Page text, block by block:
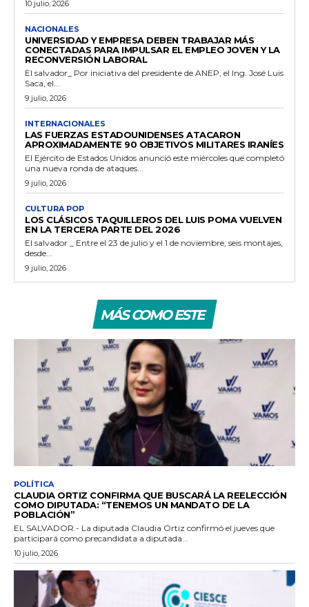
10 julio, 2026
NACIONALES
UNIVERSIDAD Y EMPRESA DEBEN TRABAJAR MÁS
CONECTADAS PARA IMPULSAR EL EMPLEO JOVEN Y LA
RECONVERSIÓN LABORAL
El salvador_ Por iniciativa del presidente de ANEP, el Ing. José Luis
Saca, el...
9 julio, 2026
INTERNACIONALES
LAS FUERZAS ESTADOUNIDENSES ATACARON
APROXIMADAMENTE 90 OBJETIVOS MILITARES IRANÍES
El Ejército de Estados Unidos anunció este miércoles que completó
una nueva ronda de ataques...
9 julio, 2026
CULTURA POP
LOS CLÁSICOS TAQUILLEROS DEL LUIS POMA VUELVEN
EN LA TERCERA PARTE DEL 2026
El salvador _ Entre el 23 de julio y el 1 de noviembre, seis montajes,
desde...
9 julio, 2026
MÁS COMO ESTE
POLÍTICA
CLAUDIA ORTIZ CONFIRMA QUE BUSCARÁ LA REELECCIÓN
COMO DIPUTADA: “TENEMOS UN MANDATO DE LA
POBLACIÓN”
EL SALVADOR.- La diputada Claudia Ortiz confirmó el jueves que
participará como precandidata a diputada...
10 julio, 2026